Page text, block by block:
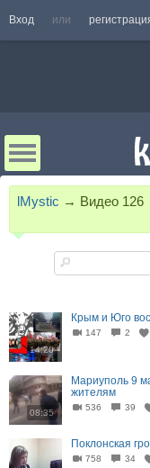
Вход или
lMystic → Видео 126
14:20
Крым и Юго
147 2
08:35
Мариуполь 9
жителям
536 39
Поклонская
758 34